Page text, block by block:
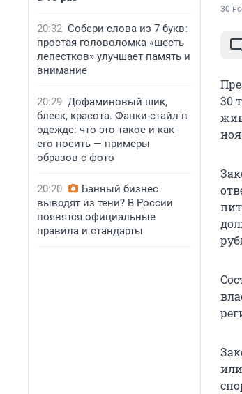
20:32 Собери слова из 7 букв:
простая головоломка «шесть
лепестков» улучшает память и
внимание
20:29 Дофаминовый шик,
блеск, красота. Фанки-стайл в
одежде: что это такое и как
его носить — примеры
образов с фото
20:20
Банный бизнес
выводят из тени? В России
появятся официальные
правила и стандарты
30
30